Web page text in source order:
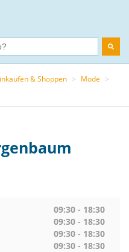
& Shoppen > Mode >
09:30 - 18:30
09:30 - 18:30
09:30 - 18:30
09:30 - 18:30